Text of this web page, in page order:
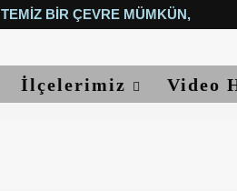
TEMIZ BIR ÇEVRE MÜMKÜN,
İlçelerimiz Video